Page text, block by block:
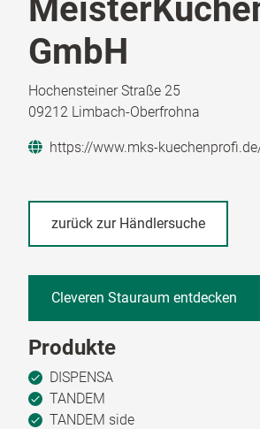
GmbH
Hochensteiner Straße 25
09212 Limbach-Oberfrohna
https://www.mks-
zurück zur Händlersuche
Cleveren Stauraum entdecken
Produkte
DISPENSA
TANDEM
TANDEM side